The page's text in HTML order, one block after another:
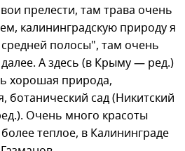
прелести, там трава очень
калининградскую природу я
полосы", там очень
А здесь (в Крыму — ред.)
хорошая природа,
ботанический сад (Никитский
Очень много красоты
теплое, в Калининграде